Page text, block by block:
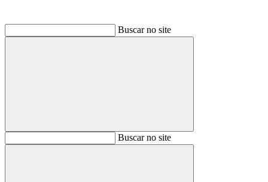
Buscar no site
BuscarBuscar no site